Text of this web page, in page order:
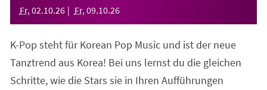
Fr, 02.10.26 Fr, 09.10.26
K-Pop steht für Korean Pop Music und ist der neue
Tanztrend aus Korea! Bei uns lernst du die gleichen
Schritte, wie die Stars sie in Ihren Aufführungen